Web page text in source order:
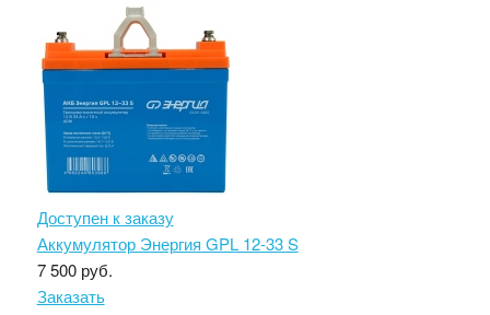
Доступен к заказу
Аккумулятор Энергия GPL 12-33 S
7 500 руб.
Заказать